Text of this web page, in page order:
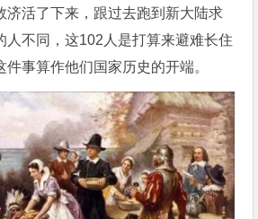
济活了下来，跟过去跑到新大陆求
人不同，这102人是打算来避难长住
事算作他们国家历史的开端。